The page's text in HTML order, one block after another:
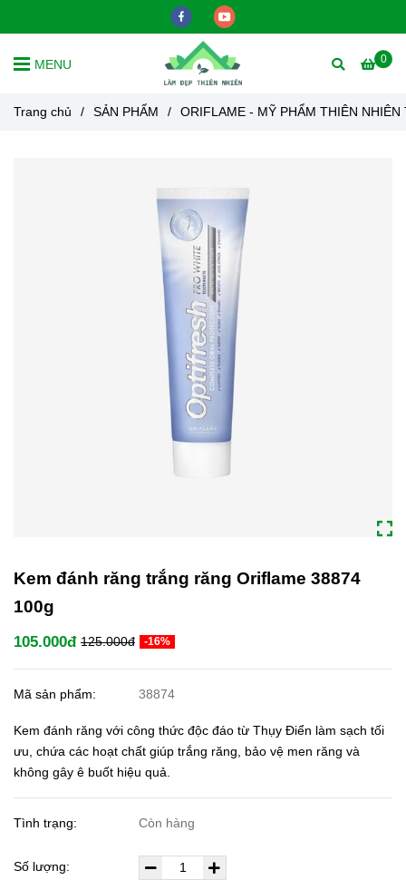
0
MENU
Trang chủ / SẢN PHẨM / ORIFLAME - MỸ PHẨM THIÊN NHIÊN
Kem đánh răng trắng răng Oriflame 38874
100g
105.000đ 125.000đ -16%
Mã sản phẩm: 38874
Kem đánh răng với công thức độc đáo từ Thụy Điển làm sạch tối
ưu, chứa các hoạt chất giúp trắng răng, bảo vệ men răng và
không gây ê buốt hiệu quả.
Tình trạng: Còn hàng
Số lượng: